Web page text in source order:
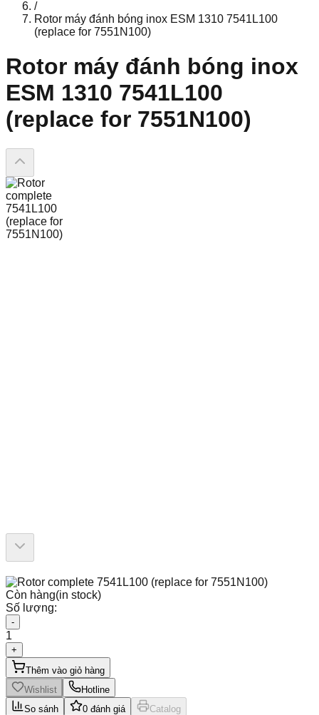
/
Rotor máy đánh bóng inox ESM 1310 7541L100
(replace for 7551N100)
Rotor máy đánh bóng inox
ESM 1310 7541L100
(replace for 7551N100)
Còn hàng(in stock)
Số lượng:
-
1
+
Thêm vào giỏ hàng
Wishlist
Hotline
So sánh
0 đánh giá Catalog